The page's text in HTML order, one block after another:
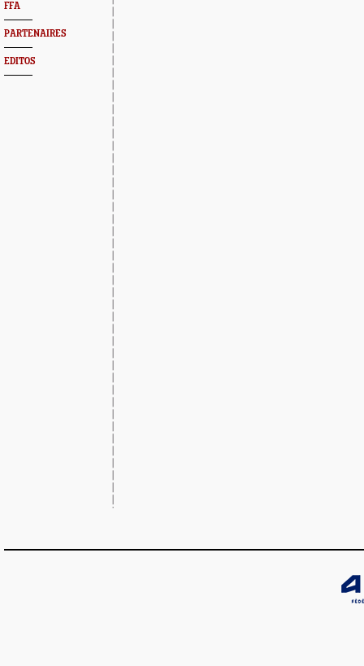
FFA
PARTENAIRES
EDITOS